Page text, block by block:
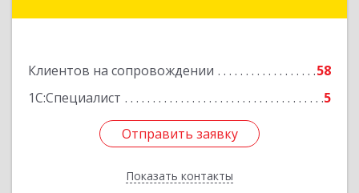
Клиентов на сопровождении
58
1С:Специалист
5
Отправить заявку
Показать контакты
Отправить заявку
Назад